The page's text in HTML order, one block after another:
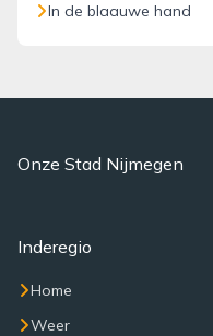
In de blaauwe hand
Onze Stad Nijmegen
Inderegio
Home
Weer